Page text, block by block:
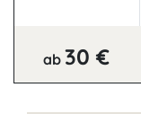
ab 30 €